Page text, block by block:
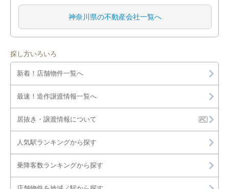
神奈川県の不動産会社一覧へ
探し方いろいろ
新着！店舗物件一覧へ
最速！造作譲渡情報一覧へ
居抜き・譲渡情報について
人気駅ランキングから探す
乗降客数ランキングから探す